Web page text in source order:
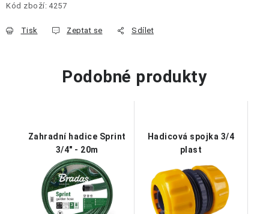
Kód zboží: 4257
Tisk Zeptat se Sdílet
Podobné produkty
Zahradní hadice Sprint
3/4" - 20m
Hadicová spojka 3/4
plast